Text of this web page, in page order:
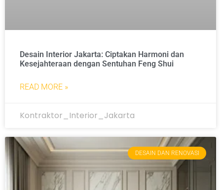
Desain Interior Jakarta: Ciptakan Harmoni dan
Kesejahteraan dengan Sentuhan Feng Shui
READ MORE »
Kontraktor_Interior_Jakarta
DESAIN DAN RENOVASI